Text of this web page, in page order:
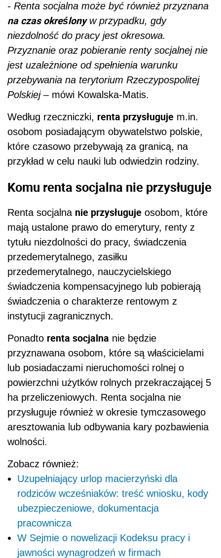
- Renta socjalna może być również przyznana
na czas określonyw przypadku, gdy
niezdolność do pracy jest okresowa.
Przyznanie oraz pobieranie renty socjalnej nie
jest uzależnione od spełnienia warunku
przebywania na terytorium Rzeczypospolitej
Polskiej – mówi Kowalska-Matis.
Według rzeczniczki, renta przysługuje m.in.
osobom posiadającym obywatelstwo polskie,
które czasowo przebywają za granicą, na
przykład w celu nauki lub odwiedzin rodziny.
Komu renta socjalna nie przysługuje
Renta socjalna nie przysługuje osobom, które
mają ustalone prawo do emerytury, renty z
tytułu niezdolności do pracy, świadczenia
przedemerytalnego, zasiłku
przedemerytalnego, nauczycielskiego
świadczenia kompensacyjnego lub pobierają
świadczenia o charakterze rentowym z
instytucji zagranicznych.
Ponadto renta socjalna nie będzie
przyznawana osobom, które są właścicielami
lub posiadaczami nieruchomości rolnej o
powierzchni użytków rolnych przekraczającej 5
ha przeliczeniowych. Renta socjalna nie
przysługuje również w okresie tymczasowego
aresztowania lub odbywania kary pozbawienia
wolności.
Zobacz również:
Uzupełniający urlop macierzyński dla
rodziców wcześniaków: treść wniosku, kody
ubezpieczeniowe, dokumentacja
pracownicza
W Sejmie o nowelizacji Kodeksu pracy i
jawności wynagrodzeń w firmach